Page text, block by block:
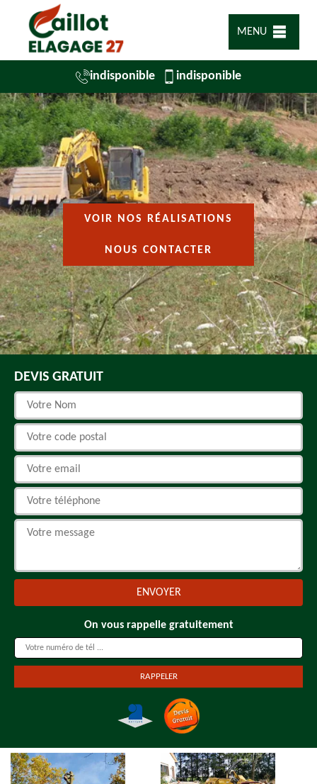
MENU
indisponible indisponible
VOIR NOS RÉALISATIONS
NOUS CONTACTER
DEVIS GRATUIT
On vous rappelle gratuitement